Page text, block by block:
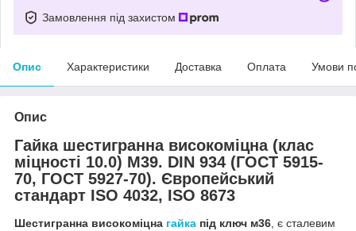
Замовлення під захистом
Опис Характеристики Доставка Оплата Умови
Опис
Гайка шестигранна високоміцна (клас
міцності 10.0) М39. DIN 934 (ГОСТ 5915-
70, ГОСТ 5927-70). Європейський
стандарт ISO 4032, ISO 8673
Шестигранна високоміцна гайка під ключ м36, є сталевим